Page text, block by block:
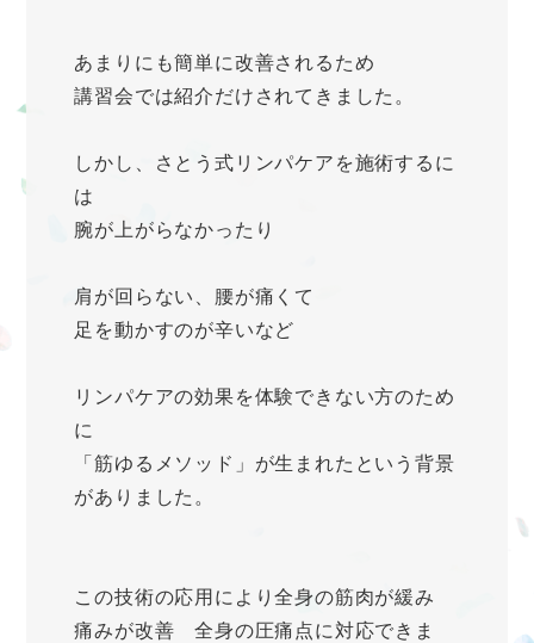
あまりにも簡単に改善されるため
講習会では紹介だけされてきました。
しかし、さとう式リンパケアを施術するに
は
腕が上がらなかったり
肩が回らない、腰が痛くて
足を動かすのが辛いなど
リンパケアの効果を体験できない方のため
に
「筋ゆるメソッド」が生まれたという背景
がありました。
この技術の応用により全身の筋肉が緩み
痛みが改善 全身の圧痛点に対応できま